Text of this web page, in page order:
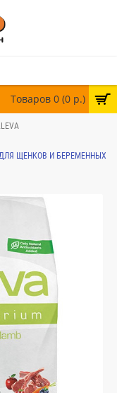
Товаров 0 (0 р.)
ДЛЯ ЩЕНКОВ И БЕРЕМЕННЫХ